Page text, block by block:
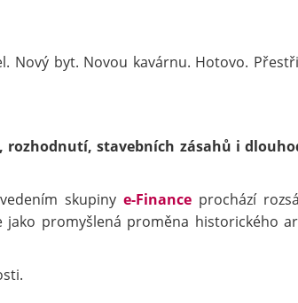
Nový byt. Novou kavárnu. Hotovo.
stavebních zásahů i
skupiny e-Financeprochází
promyšlená proměna historického